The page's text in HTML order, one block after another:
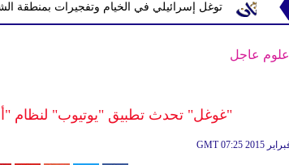
توغل إسرائيلي في الخيام وتفجيرات بمنطقة الشاليهات
علوم عاجل
"غوغل" تحدث تطبيق "يوتيوب" لنظام
GMT